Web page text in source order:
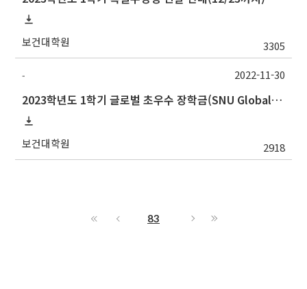
보건대학원 3305
-
2023학년도 1학기 글로벌 초우수 장학금(SNU Global Scholarship, GS) 신청 안내(12/12수정)
보건대학원 2918
2022-11-30
83